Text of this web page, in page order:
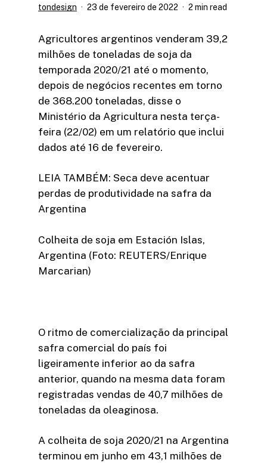
tondesign 23 de fevereiro de 2022 2 min read
Agricultores argentinos venderam 39,2
milhões de toneladas de soja da
temporada 2020/21 até o momento,
depois de negócios recentes em torno
de 368.200 toneladas, disse o
Ministério da Agricultura nesta terça-
feira (22/02) em um relatório que inclui
dados até 16 de fevereiro.
LEIA TAMBÉM: Seca deve acentuar
perdas de produtividade na safra da
Argentina
Colheita de soja em Estación Islas,
Argentina (Foto: REUTERS/Enrique
Marcarian)
O ritmo de comercialização da principal
safra comercial do país foi
ligeiramente inferior ao da safra
anterior, quando na mesma data foram
registradas vendas de 40,7 milhões de
toneladas da oleaginosa.
A colheita de soja 2020/21 na Argentina
terminou em junho em 43,1 milhões de